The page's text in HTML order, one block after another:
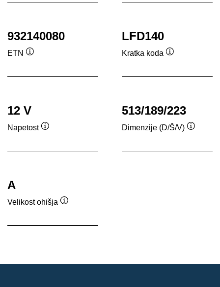
932140080
ETN
LFD140
Kratka koda
12 V
Napetost
513/189/223
Dimenzije (D/Š/V)
A
Velikost ohišja